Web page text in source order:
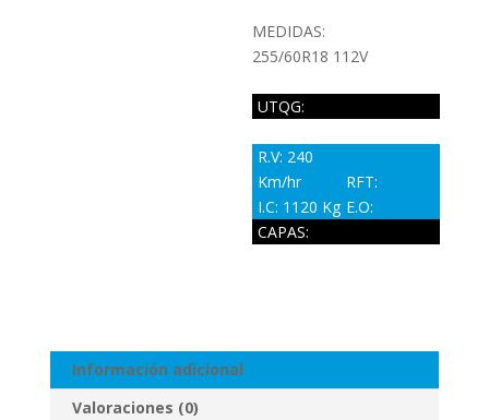
MEDIDAS:
255/60R18 112V
UTQG:
R.V: 240
Km/hr
RFT:
I.C: 1120 Kg E.O:
CAPAS:
Información adicional
Valoraciones (0)